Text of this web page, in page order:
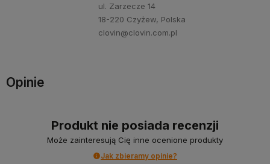
ul. Zarzecze 14
18-220 Czyżew, Polska
clovin@clovin.com.pl
Opinie
Produkt nie posiada recenzji
Może zainteresują Cię inne ocenione produkty
Jak zbieramy opinie?